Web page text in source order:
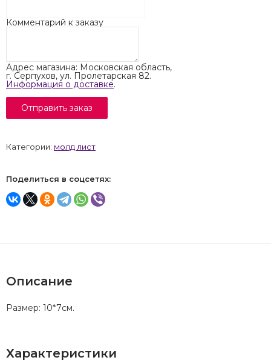
Комментарий к заказу
Адрес магазина: Московская область,
г. Серпухов, ул. Пролетарская 82.
Информация о доставке.
Категории: молд лист
Поделиться в соцсетях:
Описание
Размер: 10*7см.
Характеристики